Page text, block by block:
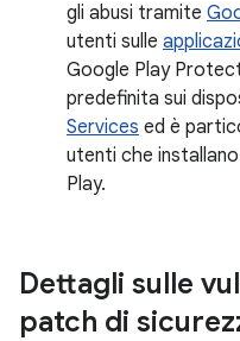
gli abusi tramite
utenti sulle
Google Play
predefinita sui
Services ed è
utenti che
Play.
Dettagli sulle
patch di